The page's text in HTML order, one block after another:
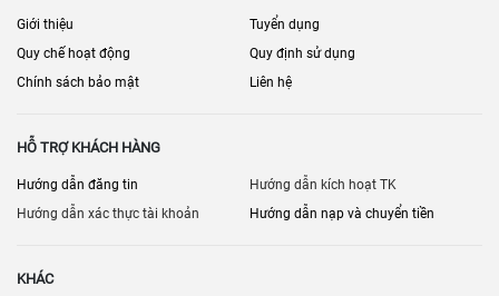
Giới thiệu
Tuyển dụng
Quy chế hoạt động
Quy định sử dụng
Chính sách bảo mật
Liên hệ
HỖ TRỢ KHÁCH HÀNG
Hướng dẫn đăng tin
Hướng dẫn kích hoạt TK
Hướng dẫn xác thực tài khoản
Hướng dẫn nạp và chuyển tiền
KHÁC